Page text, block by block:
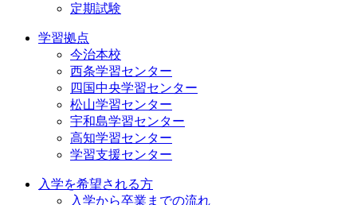
定期試験
学習拠点
今治本校
西条学習センター
四国中央学習センター
松山学習センター
宇和島学習センター
高知学習センター
学習支援センター
入学を希望される方
入学から卒業までの流れ